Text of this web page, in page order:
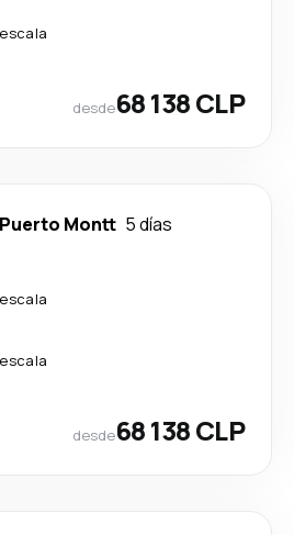
desde68 138 CLP
Puerto Montt 5 días
desde68 138 CLP